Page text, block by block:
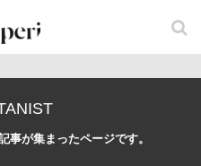
事が集まったページです。